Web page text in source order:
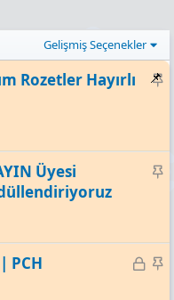
Gelişmiş Seçenekler
S
t
Rozetler Hayırlı
S
t
Üyesi
K S
PCH